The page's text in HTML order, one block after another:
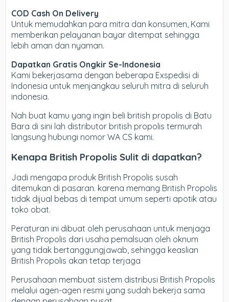
COD Cash On Delivery
Untuk memudahkan para mitra dan konsumen, Kami
memberikan pelayanan bayar ditempat sehingga
lebih aman dan nyaman.
Dapatkan Gratis Ongkir Se-Indonesia
Kami bekerjasama dengan beberapa Exspedisi di
Indonesia untuk menjangkau seluruh mitra di seluruh
indonesia.
Nah buat kamu yang ingin beli british propolis di Batu
Bara di sini lah distributor british propolis termurah
langsung hubungi nomor WA CS kami.
Kenapa British Propolis Sulit di dapatkan?
Jadi mengapa produk British Propolis susah
ditemukan di pasaran. karena memang British Propolis
tidak dijual bebas di tempat umum seperti apotik atau
toko obat.
Peraturan ini dibuat oleh perusahaan untuk menjaga
British Propolis dari usaha pemalsuan oleh oknum
yang tidak bertanggungjawab, sehingga keaslian
British Propolis akan tetap terjaga
Perusahaan membuat sistem distribusi British Propolis
melalui agen-agen resmi yang sudah bekerja sama